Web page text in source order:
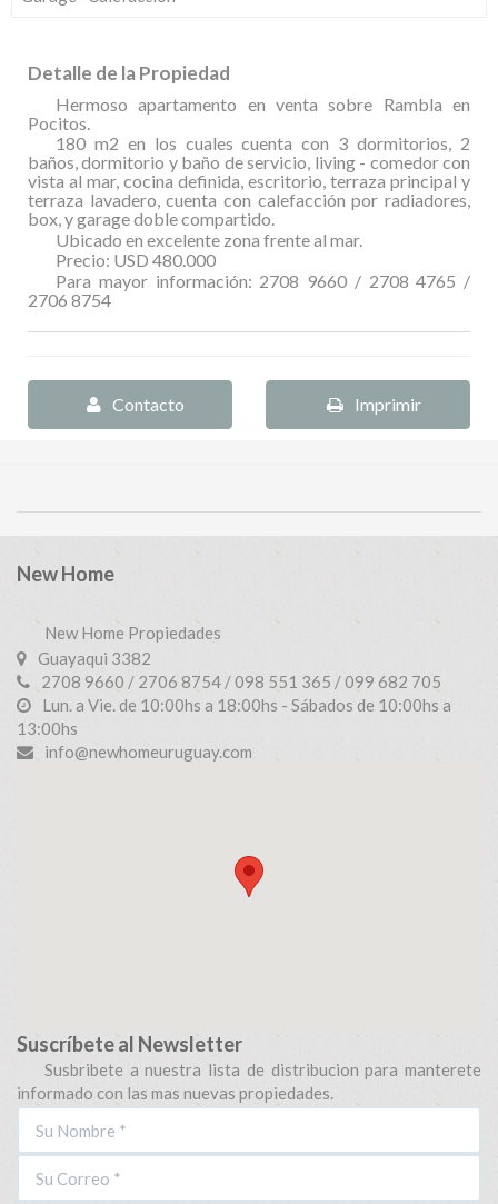
Detalle de la Propiedad
Hermoso apartamento en venta sobre Rambla en
Pocitos.
180 m2 en los cuales cuenta con 3 dormitorios, 2
baños, dormitorio y baño de servicio, living - comedor con
vista al mar, cocina definida, escritorio, terraza principal y
terraza lavadero, cuenta con calefacción por radiadores,
box, y garage doble compartido.
Ubicado en excelente zona frente al mar.
Precio: USD 480.000
Para mayor información: 2708 9660 / 2708 4765 /
2706 8754
Contacto Imprimir
New Home
New Home Propiedades
Guayaqui 3382
2708 9660 / 2706 8754 / 098 551 365 / 099 682 705
Lun. a Vie. de 10:00hs a 18:00hs - Sábados de 10:00hs a
13:00hs
info@newhomeuruguay.com
Suscríbete al Newsletter
Susbribete a nuestra lista de distribucion para manterete
informado con las mas nuevas propiedades.